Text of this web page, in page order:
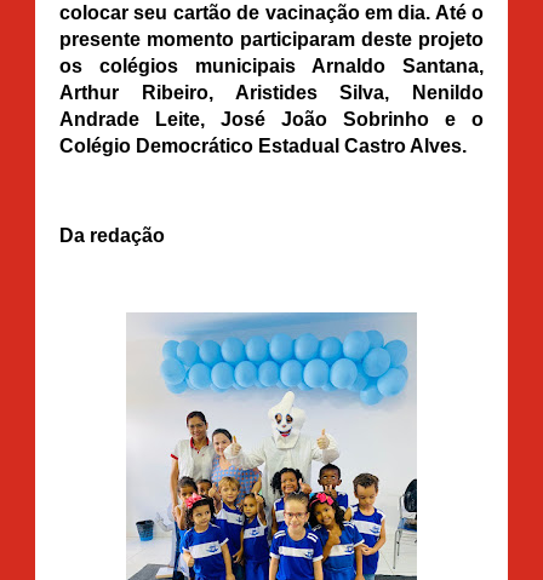
colocar seu cartão de vacinação em dia. Até o
presente momento participaram deste projeto
os colégios municipais Arnaldo Santana,
Arthur Ribeiro, Aristides Silva, Nenildo
Andrade Leite, José João Sobrinho e o
Colégio Democrático Estadual Castro Alves.
Da redação